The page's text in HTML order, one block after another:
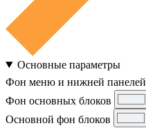
Основные параметры
Фон меню и нижней панелей
Фон основных блоков
Основной фон блоков